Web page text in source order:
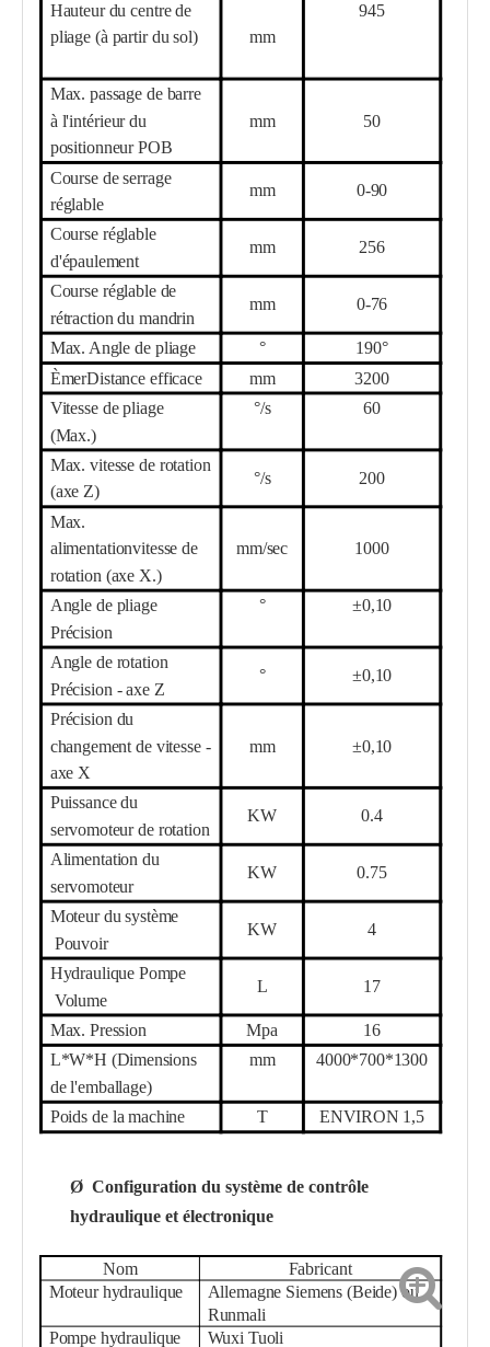
Hauteur du centre de
pliage (à partir du sol)
mm
945
Max. passage de barre
à l'intérieur du
positionneur POB
mm 50
Course de serrage
réglable
mm 0-90
Course réglable
d'épaulement
mm 256
Course réglable de
rétraction du mandrin
mm 0-76
Max. Angle de pliage ° 190°
ÈmerDistance efficace mm 3200
Vitesse de pliage
(Max.)
°/s 60
Max. vitesse de rotation
(axe Z)
°/s 200
Max.
alimentationvitesse de
rotation (axe X.)
mm/sec 1000
Angle de pliage
Précision
° ±0,10
Angle de rotation
Précision - axe Z
° ±0,10
Précision du
changement de vitesse -
axe X
mm ±0,10
Puissance du
servomoteur de rotation
KW 0.4
Alimentation du
servomoteur
KW 0.75
Moteur du système
Pouvoir
KW 4
HydrauliquePompe
Volume
L 17
Max. Pression Mpa 16
L*W*H (Dimensions
de l'emballage)
mm 4000*700*1300
Poids de la machine T ENVIRON 1,5
Ø Configuration du système de contrôle
hydraulique et électronique
Nom
Fabricant
Moteur hydraulique
Allemagne Siemens (Beide) ou
Runmali
Pompe hydraulique
Wuxi Tuoli